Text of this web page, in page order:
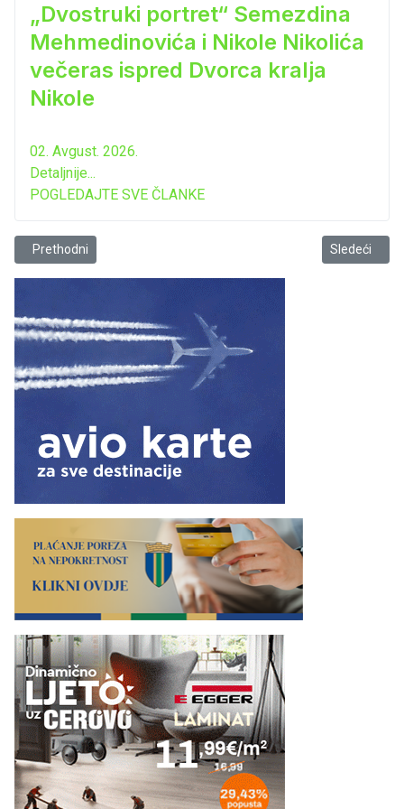
„Dvostruki portret“ Semezdina
Mehmedinovića i Nikole Nikolića
večeras ispred Dvorca kralja
Nikole
02. Avgust. 2026.
Detaljnije...
POGLEDAJTE SVE ČLANKE
Prethodni članak: Danas manifestacija „Ispraćaj predškolaca –
Prethodni Sledeći
Sledeći